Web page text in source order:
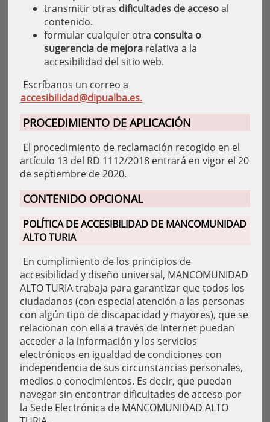
transmitir otras dificultades de accesoal
contenido.
formular cualquier otra consulta o
sugerencia de mejora relativa a la
accesibilidad del sitio web.
Escríbanos un correo a
accesibilidad@dipualba.es.
PROCEDIMIENTO DE APLICACIÓN
El procedimiento de reclamación recogido en el
artículo 13 del RD 1112/2018 entrará en vigor el 20
de septiembre de 2020.
CONTENIDO OPCIONAL
POLÍTICA DE ACCESIBILIDAD DE MANCOMUNIDAD
ALTO TURIA
En cumplimiento de los principios de
accesibilidad y diseño universal, MANCOMUNIDAD
ALTO TURIA trabaja para garantizar que todos los
ciudadanos (con especial atención a las personas
con algún tipo de discapacidad y mayores), que se
relacionan con ella a través de Internet puedan
acceder a la información y los servicios
electrónicos en igualdad de condiciones con
independencia de sus circunstancias personales,
medios o conocimientos. Es decir, que puedan
navegar sin encontrar dificultades de acceso por
la Sede Electrónica de MANCOMUNIDAD ALTO